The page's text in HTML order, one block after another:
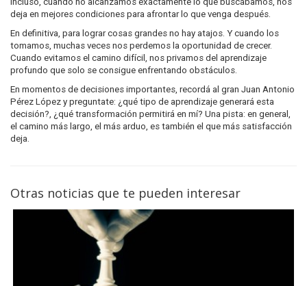
deja en mejores condiciones para afrontar lo que venga después.
En definitiva, para lograr cosas grandes no hay atajos. Y cuando los
tomamos, muchas veces nos perdemos la oportunidad de crecer.
Cuando evitamos el camino difícil, nos privamos del aprendizaje
profundo que solo se consigue enfrentando obstáculos.
En momentos de decisiones importantes, recordá al gran Juan Antonio
Pérez López y preguntate: ¿qué tipo de aprendizaje generará esta
decisión?, ¿qué transformación permitirá en mí? Una pista: en general,
el camino más largo, el más arduo, es también el que más satisfacción
deja.
Otras noticias que te pueden interesar